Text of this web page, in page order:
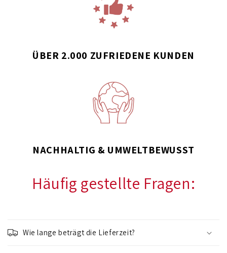
ÜBER 2.000 ZUFRIEDENE KUNDEN
NACHHALTIG & UMWELTBEWUSST
Häufig gestellte Fragen:
i
n
Wie lange beträgt die Lieferzeit?